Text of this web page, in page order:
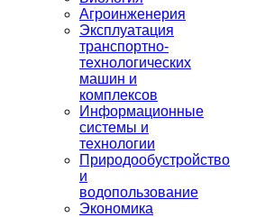
Агроинженерия
Эксплуатация
транспортно-
технологических
машин и
комплексов
Информационные
системы и
технологии
Природообустройство
и
водопользование
Экономика